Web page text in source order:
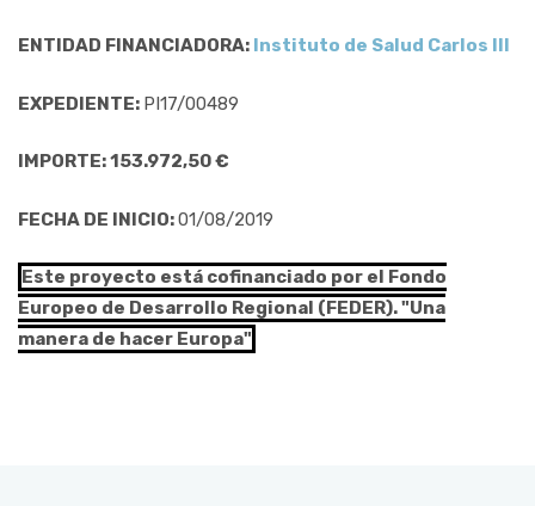
ENTIDAD FINANCIADORA: Instituto de Salud Carlos III
EXPEDIENTE: PI17/00489
IMPORTE: 153.972,50 €
FECHA DE INICIO:01/08/2019
Este proyecto está cofinanciado por el Fondo
Europeo de Desarrollo Regional (FEDER). "Una
manera de hacer Europa"